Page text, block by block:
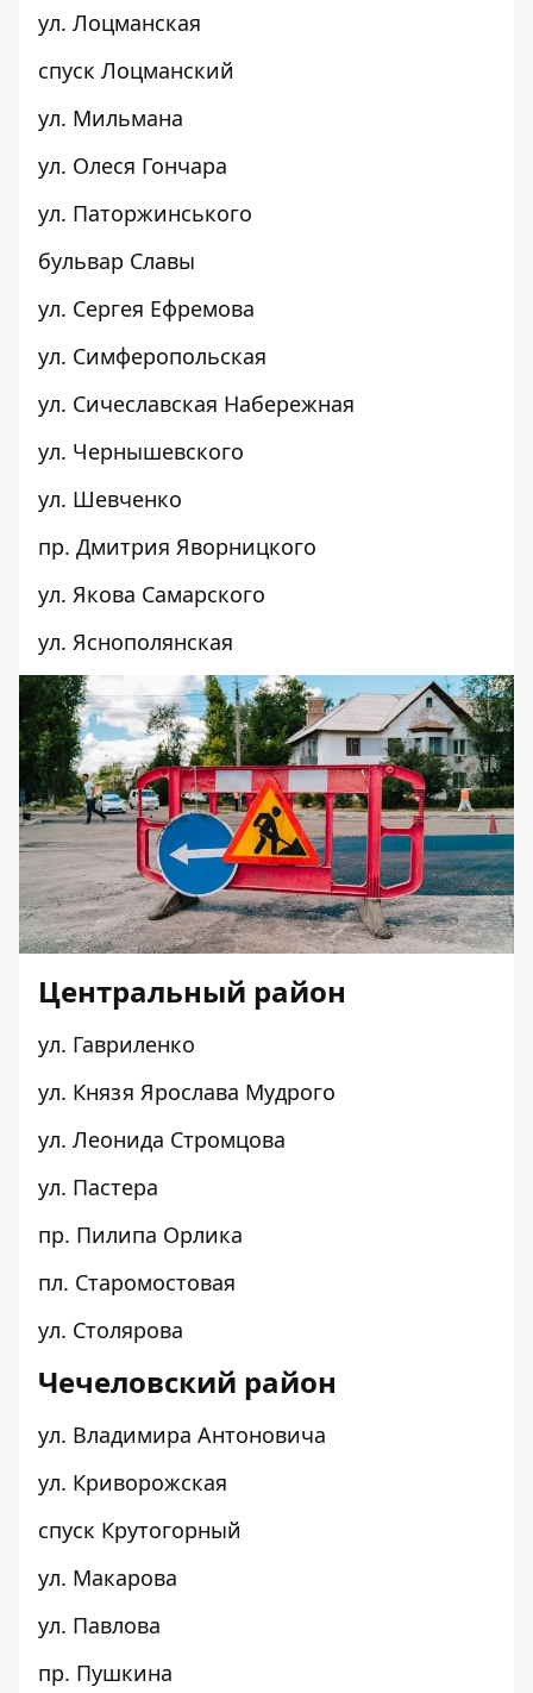
ул. Лоцманская
спуск Лоцманский
ул. Мильмана
ул. Олеся Гончара
ул. Паторжинського
бульвар Славы
ул. Сергея Ефремова
ул. Симферопольская
ул. Сичеславская Набережная
ул. Чернышевского
ул. Шевченко
пр. Дмитрия Яворницкого
ул. Якова Самарского
ул. Яснополянская
Центральный район
ул. Гавриленко
ул. Князя Ярослава Мудрого
ул. Леонида Стромцова
ул. Пастера
пр. Пилипа Орлика
пл. Старомостовая
ул. Столярова
Чечеловский район
ул. Владимира Антоновича
ул. Криворожская
спуск Крутогорный
ул. Макарова
ул. Павлова
пр. Пушкина